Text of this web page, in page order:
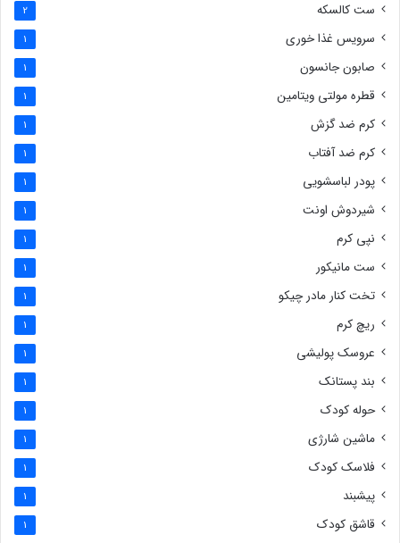
ست کالسکه 2
سرویس غذا خوری 1
صابون جانسون 1
قطره مولتی ویتامین 1
کرم ضد گزش 1
کرم ضد آفتاب 1
پودر لباسشویی 1
شیردوش اونت 1
نپی کرم 1
ست مانیکور 1
تخت کنار مادر چیکو 1
ریچ کرم 1
عروسک پولیشی 1
بند پستانک 1
حوله کودک 1
ماشین شارژی 1
فلاسک کودک 1
پیشبند 1
قاشق کودک 1